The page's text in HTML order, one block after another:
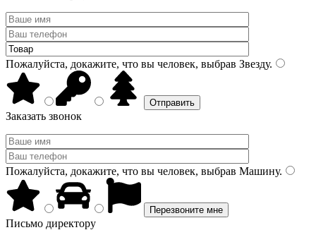
Пожалуйста, докажите, что вы человек, выбрав Звезду.
Заказать звонок
Пожалуйста, докажите, что вы человек, выбрав Машину.
Письмо директору